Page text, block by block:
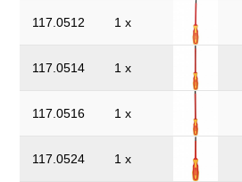
117.0512 1 x
117.0514 1 x
117.0516 1 x
117.0524 1 x